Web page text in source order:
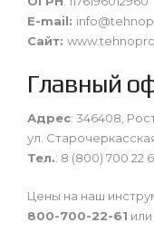
E-mail:
Сайт:
Главный
Адрес: 346408,
ул.
Тел.: 8 (800) 700 22
Цены на наш
800-700-22-61